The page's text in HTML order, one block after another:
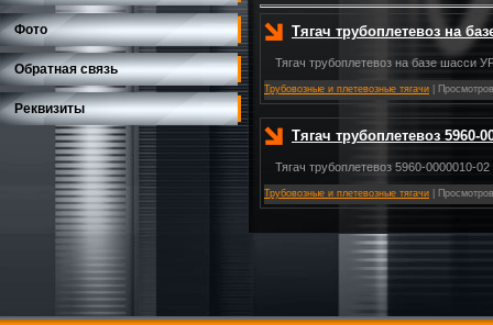
Фото
Обратная связь
Реквизиты
Тягач трубоплетевоз на
Тягач трубоплетевоз на базе шасси
Трубовозные и плетевозные тягачи
Тягач трубоплетевоз 5960-
Тягач трубоплетевоз 5960-0000010-
Трубовозные и плетевозные тягачи